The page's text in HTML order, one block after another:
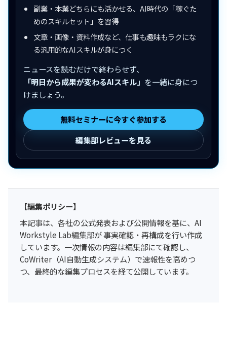
副業・本業どちらにも活かせる、AI時代の「稼ぐた
めのスキルセット」を習得
文章・画像・資料作成など、仕事も趣味もラクにな
る汎用的なAIスキルが身につく
ニュースを読むだけで終わらせず、
「明日から成果が変わるAIスキル」 を一緒に身につ
けましょう。
無料セミナーに今すぐ参加する
編集部レビューを見る
【編集ポリシー】
本記事は、各社の公式発表および公開情報を基に、AI
Workstyle Lab編集部が 事実確認・再構成を行い作成
しています。一次情報の内容は編集部にて確認し、
CoWriter（AI自動生成システム）で速報性を高めつ
つ、最終的な編集プロセスを経て公開しています。